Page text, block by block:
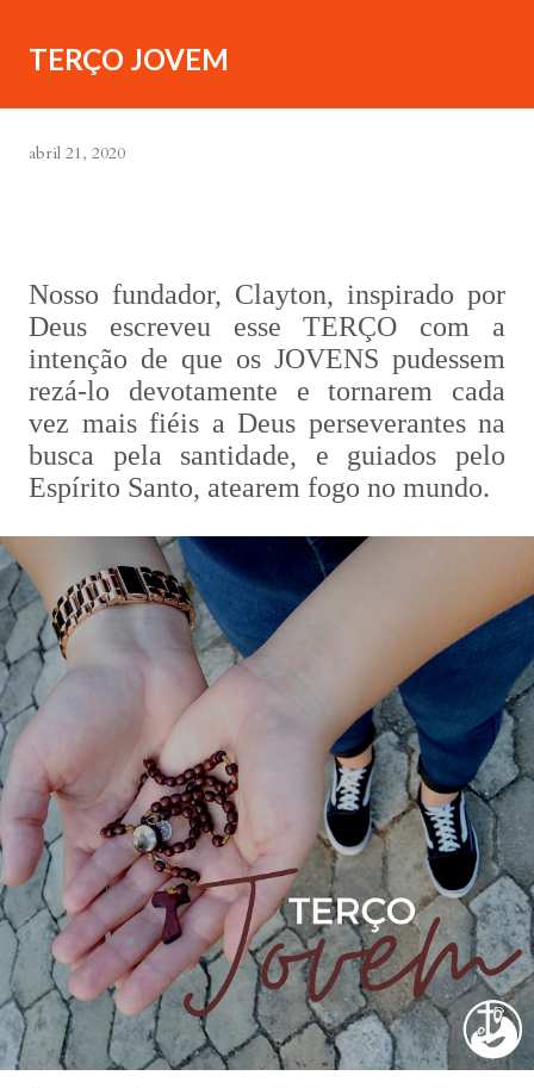
TERÇO JOVEM
abril 21, 2020
Nosso fundador, Clayton, inspirado por
Deus escreveu esse TERÇO com a
intenção de que os JOVENS pudessem
rezá-lo devotamente e tornarem cada
vez mais fiéis a Deus perseverantes na
busca pela santidade, e guiados pelo
Espírito Santo, atearem fogo no mundo.